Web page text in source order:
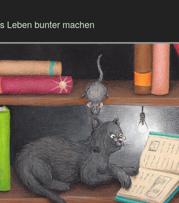
Leben bunter machen